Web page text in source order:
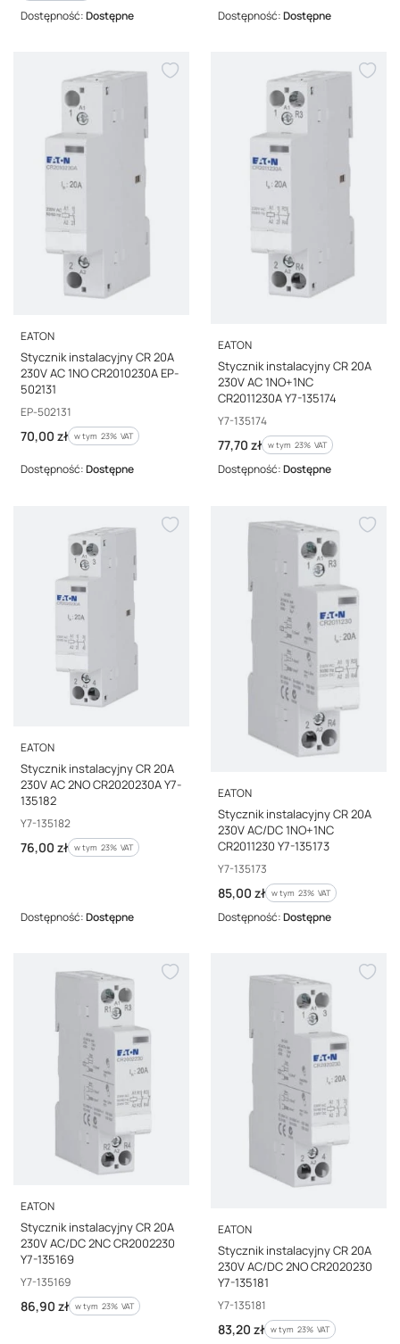
Dostępność:Dostępne Dostępność:Dostępne
PRODUCENT
EATON
Stycznik instalacyjny CR 20A
230V AC 1NO CR2010230A EP-
502131
Kod producenta
EP-502131
Cena brutto
70,00 zł w tym %s VAT
w tym 23% VAT
Dostępność:Dostępne
PRODUCENT
EATON
Stycznik instalacyjny CR 20A
230V AC 1NO+1NC
CR2011230A Y7-135174
Kod producenta
Y7-135174
Cena brutto
77,70 zł w tym %s VAT
w tym 23% VAT
Dostępność:Dostępne
PRODUCENT
EATON
Stycznik instalacyjny CR 20A
230V AC 2NO CR2020230A Y7-
135182
Kod producenta
Y7-135182
Cena brutto
76,00 zł w tym %s VAT
w tym 23% VAT
Dostępność:Dostępne
PRODUCENT
EATON
Stycznik instalacyjny CR 20A
230V AC/DC 1NO+1NC
CR2011230 Y7-135173
Kod producenta
Y7-135173
Cena brutto
85,00 zł w tym %s VAT
w tym 23% VAT
Dostępność:Dostępne
PRODUCENT
EATON
Stycznik instalacyjny CR 20A
230V AC/DC 2NC CR2002230
Y7-135169
Kod producenta
Y7-135169
Cena brutto
86,90 zł w tym %s VAT
w tym 23% VAT
PRODUCENT
EATON
Stycznik instalacyjny CR 20A
230V AC/DC 2NO CR2020230
Y7-135181
Kod producenta
Y7-135181
Cena brutto
83,20 zł w tym %s VAT
w tym 23% VAT